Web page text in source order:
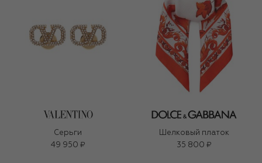
Серьги
49 950 ₽
Шелковый платок
35 800 ₽